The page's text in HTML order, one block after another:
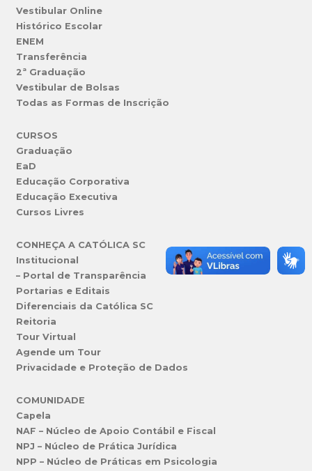
Vestibular Online
Histórico Escolar
ENEM
Transferência
2ª Graduação
Vestibular de Bolsas
Todas as Formas de Inscrição
CURSOS
Graduação
EaD
Educação Corporativa
Educação Executiva
Cursos Livres
CONHEÇA A CATÓLICA SC
Institucional
– Portal de Transparência
Portarias e Editais
Diferenciais da Católica SC
Reitoria
Tour Virtual
Agende um Tour
Privacidade e Proteção de Dados
COMUNIDADE
Capela
NAF – Núcleo de Apoio Contábil e Fiscal
NPJ – Núcleo de Prática Jurídica
NPP – Núcleo de Práticas em Psicologia